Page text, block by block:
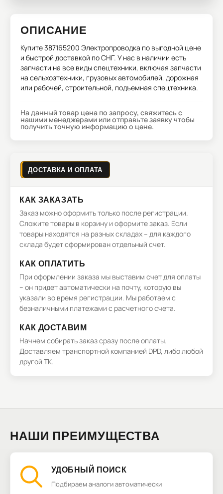
ОПИСАНИЕ
Купите387165200 Электропроводка по выгодной цене
и быстрой доставкой по СНГ. У нас в наличии есть
запчасти на все виды спецтехники, включая запчасти
на сельхозтехники, грузовых автомобилей, дорожная
или рабочей, строительной, подъемная спецтехника.
На данный товар цена по запросу, свяжитесь с
нашими менеджерами или отправьте заявку чтобы
получить точную информацию о цене.
ДОСТАВКА И ОПЛАТА
КАК ЗАКАЗАТЬ
Заказ можно оформить только после регистрации.
Сложите товары в корзину и оформите заказ. Если
товары находятся на разных складах – для каждого
склада будет сформирован отдельный счет.
КАК ОПЛАТИТЬ
При оформлении заказа мы выставим счет для оплаты
– он придет автоматически на почту, которую вы
указали во время регистрации. Мы работаем с
безналичными платежами с расчетного счета.
КАК ДОСТАВИМ
Начнем собирать заказ сразу после оплаты.
Доставляем транспортной компанией DPD, либо любой
другой ТК.
НАШИ ПРЕИМУЩЕСТВА
УДОБНЫЙ ПОИСК
Подбираем аналоги автоматически